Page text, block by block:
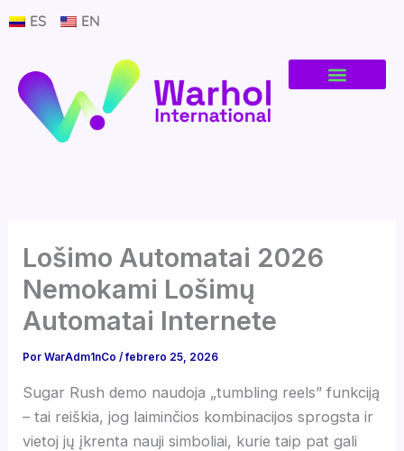
ES EN
Lošimo Automatai 2026
Nemokami Lošimų
Automatai Internete
PorWarAdm1nCo/febrero 25, 2026
Sugar Rush demo naudoja „tumbling reels” funkciją
– tai reiškia, jog laiminčios kombinacijos sprogsta ir
vietoj jų įkrenta nauji simboliai, kurie taip pat gali